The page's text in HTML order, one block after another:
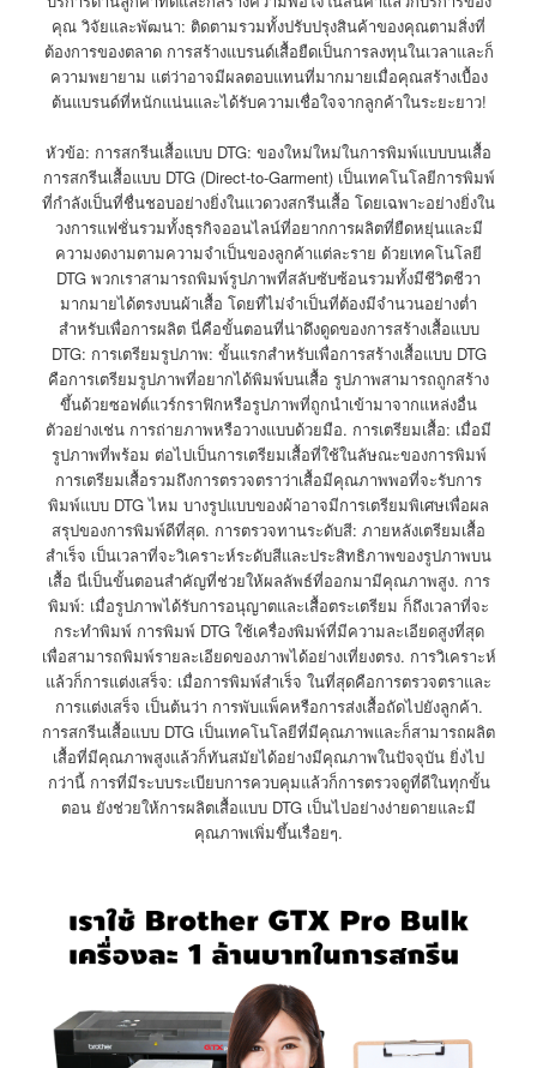
คุณ วิจัยและพัฒนา: ติดตามรวมทั้งปรับปรุงสินค้าของคุณตามสิ่งที่
ต้องการของตลาด การสร้างแบรนด์เสื้อยืดเป็นการลงทุนในเวลาและก็
ความพยายาม แต่ว่าอาจมีผลตอบแทนที่มากมายเมื่อคุณสร้างเบื้อง
ต้นแบรนด์ที่หนักแน่นและได้รับความเชื่อใจจากลูกค้าในระยะยาว!
หัวข้อ: การสกรีนเสื้อแบบ DTG: ของใหม่ใหม่ในการพิมพ์แบบบนเสื้อ
การสกรีนเสื้อแบบ DTG (Direct-to-Garment) เป็นเทคโนโลยีการพิมพ์
ที่กำลังเป็นที่ชื่นชอบอย่างยิ่งในแวดวงสกรีนเสื้อ โดยเฉพาะอย่างยิ่งใน
วงการแฟชั่นรวมทั้งธุรกิจออนไลน์ที่อยากการผลิตที่ยืดหยุ่นและมี
ความงดงามตามความจำเป็นของลูกค้าแต่ละราย ด้วยเทคโนโลยี
DTG พวกเราสามารถพิมพ์รูปภาพที่สลับซับซ้อนรวมทั้งมีชีวิตชีวา
มากมายได้ตรงบนผ้าเสื้อ โดยที่ไม่จำเป็นที่ต้องมีจำนวนอย่างต่ำ
สำหรับเพื่อการผลิต นี่คือขั้นตอนที่น่าดึงดูดของการสร้างเสื้อแบบ
DTG: การเตรียมรูปภาพ: ขั้นแรกสำหรับเพื่อการสร้างเสื้อแบบ DTG
คือการเตรียมรูปภาพที่อยากได้พิมพ์บนเสื้อ รูปภาพสามารถถูกสร้าง
ขึ้นด้วยซอฟต์แวร์กราฟิกหรือรูปภาพที่ถูกนำเข้ามาจากแหล่งอื่น
ตัวอย่างเช่น การถ่ายภาพหรือวางแบบด้วยมือ. การเตรียมเสื้อ: เมื่อมี
รูปภาพที่พร้อม ต่อไปเป็นการเตรียมเสื้อที่ใช้ในลัษณะของการพิมพ์
การเตรียมเสื้อรวมถึงการตรวจตราว่าเสื้อมีคุณภาพพอที่จะรับการ
พิมพ์แบบ DTG ไหม บางรูปแบบของผ้าอาจมีการเตรียมพิเศษเพื่อผล
สรุปของการพิมพ์ดีที่สุด. การตรวจทานระดับสี: ภายหลังเตรียมเสื้อ
สำเร็จ เป็นเวลาที่จะวิเคราะห์ระดับสีและประสิทธิภาพของรูปภาพบน
เสื้อ นี่เป็นขั้นตอนสำคัญที่ช่วยให้ผลลัพธ์ที่ออกมามีคุณภาพสูง. การ
พิมพ์: เมื่อรูปภาพได้รับการอนุญาตและเสื้อตระเตรียม ก็ถึงเวลาที่จะ
กระทำพิมพ์ การพิมพ์ DTG ใช้เครื่องพิมพ์ที่มีความละเอียดสูงที่สุด
เพื่อสามารถพิมพ์รายละเอียดของภาพได้อย่างเที่ยงตรง. การวิเคราะห์
แล้วก็การแต่งเสร็จ: เมื่อการพิมพ์สำเร็จ ในที่สุดคือการตรวจตราและ
การแต่งเสร็จ เป็นต้นว่า การพับแพ็คหรือการส่งเสื้อถัดไปยังลูกค้า.
การสกรีนเสื้อแบบ DTG เป็นเทคโนโลยีที่มีคุณภาพและก็สามารถผลิต
เสื้อที่มีคุณภาพสูงแล้วก็ทันสมัยได้อย่างมีคุณภาพในปัจจุบัน ยิ่งไป
กว่านี้ การที่มีระบบระเบียบการควบคุมแล้วก็การตรวจดูที่ดีในทุกขั้น
ตอน ยังช่วยให้การผลิตเสื้อแบบ DTG เป็นไปอย่างง่ายดายและมี
คุณภาพเพิ่มขึ้นเรื่อยๆ.